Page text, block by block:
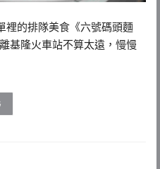
裡的排隊美食《六號碼頭麵
基隆火車站不算太遠，慢慢